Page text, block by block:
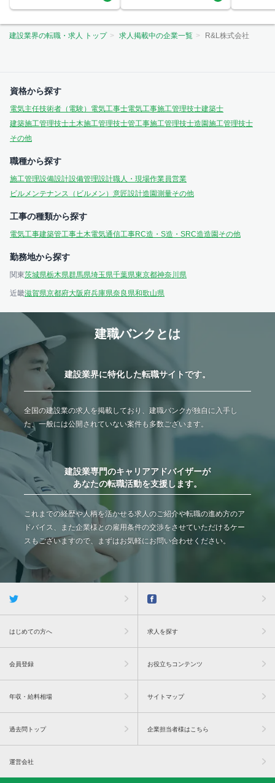
建設業界の転職・求人 トップ 求人掲載中の企業一覧 R&L株式会社
資格から探す
電気主任技術者（電験） 電気工事士電気工事施工管理技士建築士
建築施工管理技士土木施工管理技士管工事施工管理技士造園施工管理技士
その他
職種から探す
施工管理設備設計設備管理設計職人・現場作業員営業
ビルメンテナンス（ビルメン） 意匠設計造園測量その他
工事の種類から探す
電気工事建築管工事土木電気通信工事RC造・S造・SRC造造園 その他
勤務地から探す
関東茨城県栃木県群馬県埼玉県千葉県東京都神奈川県
近畿滋賀県京都府大阪府兵庫県奈良県和歌山県
建職バンクとは
建設業界に特化した転職サイトです。
全国の建設業の求人を掲載しており、建職バンクが独自に入手し
た、一般には公開されていない案件も多数ございます。
建設業専門のキャリアアドバイザーが
あなたの転職活動を支援します。
これまでの経歴や人柄を活かせる求人のご紹介や転職の進め方のア
ドバイス、また企業様との雇用条件の交渉をさせていただけるケー
スもございますので、まずはお気軽にお問い合わせください。
はじめての方へ 求人を探す
会員登録 お役立ちコンテンツ
年収・給料相場 サイトマップ
過去問トップ 企業担当者様はこちら
運営会社